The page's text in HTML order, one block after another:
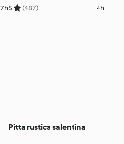
7h5 (487) 4h
Pitta rustica salentina